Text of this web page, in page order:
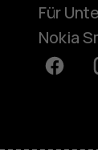
Für
Nokia